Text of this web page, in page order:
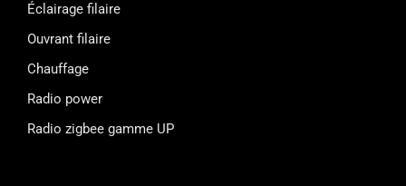
Éclairage filaire
Ouvrant filaire
Chauffage
Radio power
Radio zigbee gamme UP